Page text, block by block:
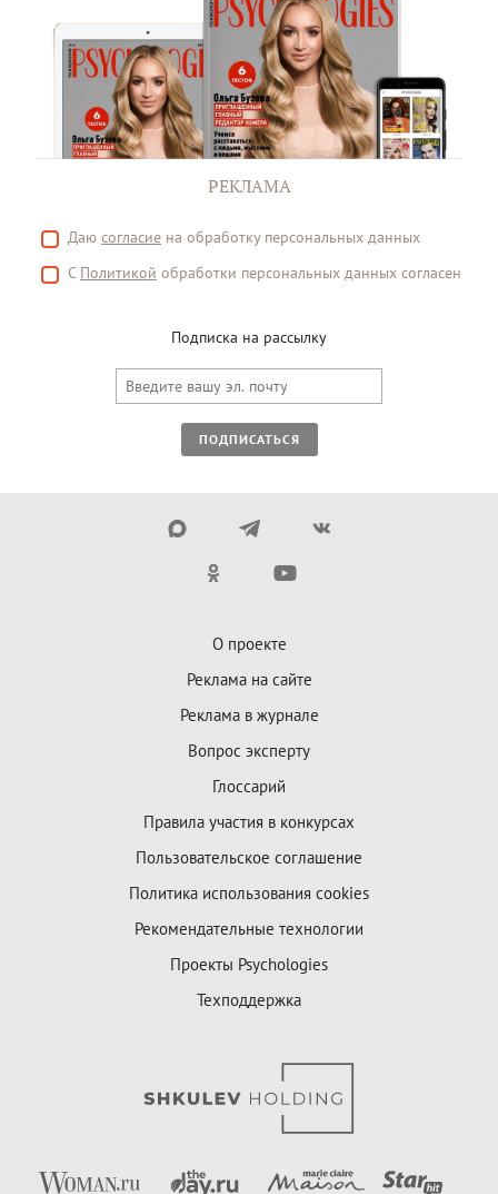
РЕКЛАМА
Даю согласие на обработку персональных данных
С Политикой обработки персональных данных согласен
Подписка на рассылку
ПОДПИСАТЬСЯ
О проекте
Реклама на сайте
Реклама в журнале
Вопрос эксперту
Глоссарий
Правила участия в конкурсах
Пользовательское соглашение
Политика использования cookies
Рекомендательные технологии
Проекты Psychologies
Техподдержка